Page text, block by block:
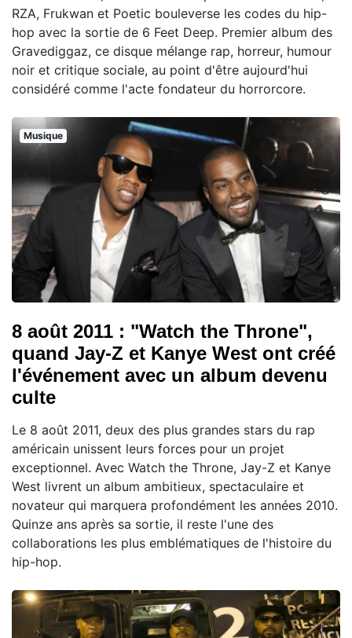
RZA, Frukwan et Poetic bouleverse les codes du hip-
hop avec la sortie de 6 Feet Deep. Premier album des
Gravediggaz, ce disque mélange rap, horreur, humour
noir et critique sociale, au point d'être aujourd'hui
considéré comme l'acte fondateur du horrorcore.
Musique
8 août 2011 : "Watch the Throne",
quand Jay-Z et Kanye West ont créé
l'événement avec un album devenu
culte
Le 8 août 2011, deux des plus grandes stars du rap
américain unissent leurs forces pour un projet
exceptionnel. Avec Watch the Throne, Jay-Z et Kanye
West livrent un album ambitieux, spectaculaire et
novateur qui marquera profondément les années 2010.
Quinze ans après sa sortie, il reste l'une des
collaborations les plus emblématiques de l'histoire du
hip-hop.